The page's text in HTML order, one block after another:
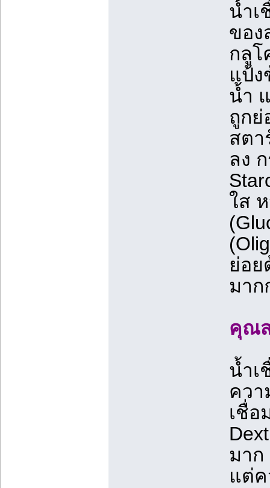
น้ำเ
ของ
กลูโ
แป้ง
น้ำ
ถูกย่
สตา
ลง
ใส
ย่อย
มาก
คุณ
น้ำเ
ควา
เชื่
มา
แต่